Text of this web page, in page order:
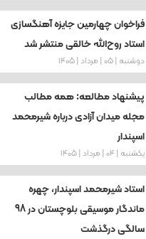
فراخوان چهارمین جایزه آهنگسازی
استاد روح‌الله خالقی منتشر شد
دوشنبه | 05 | مرداد | 1405
پیشنهاد مطالعه: همه مطالب
مجله میدان آزادی درباره شیرمحمد
اسپندار
یکشنبه | 04 | مرداد | 1405
استاد شیرمحمد اسپندار، چهره
ماندگار موسیقی بلوچستان در 98
سالگی درگذشت